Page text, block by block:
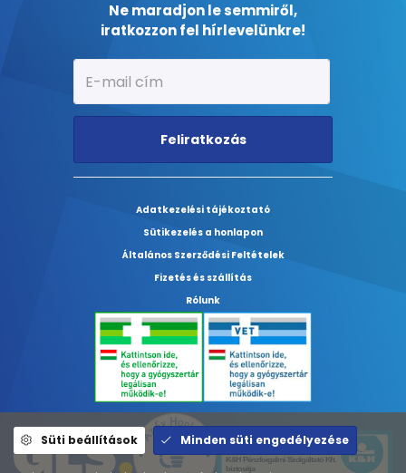
Ne maradjon le semmiről,
iratkozzon fel hírlevelünkre!
Feliratkozás
Adatkezelési tájékoztató
Sütikezelés a honlapon
Általános Szerződési Feltételek
Fizetés és szállítás
Rólunk
Süti beállítások Minden süti engedélyezése